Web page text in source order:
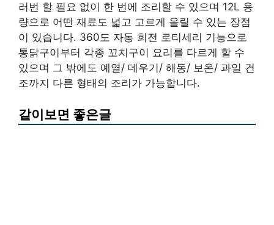
러번 할 필요 없이 한 번에 조리할 수 있으며 12L 용
량으로 어떤 재료도 넓고 고르게 올릴 수 있는 장점
이 있습니다. 360도 자동 회전 로티세리 기능으로
통닭구이부터 각종 꼬치구이 요리를 다르게 할 수
있으며 그 밖에도 예열/ 데우기/ 해동/ 보온/ 과일 건
조까지 다른 형태의 조리가 가능합니다.
같이보면 좋은글